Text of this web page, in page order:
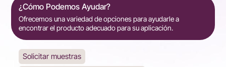
¿Cómo Podemos Ayudar?
Ofrecemos una variedad de opciones para ayudarle a
encontrar el producto adecuado para su aplicación.
Solicitar muestras